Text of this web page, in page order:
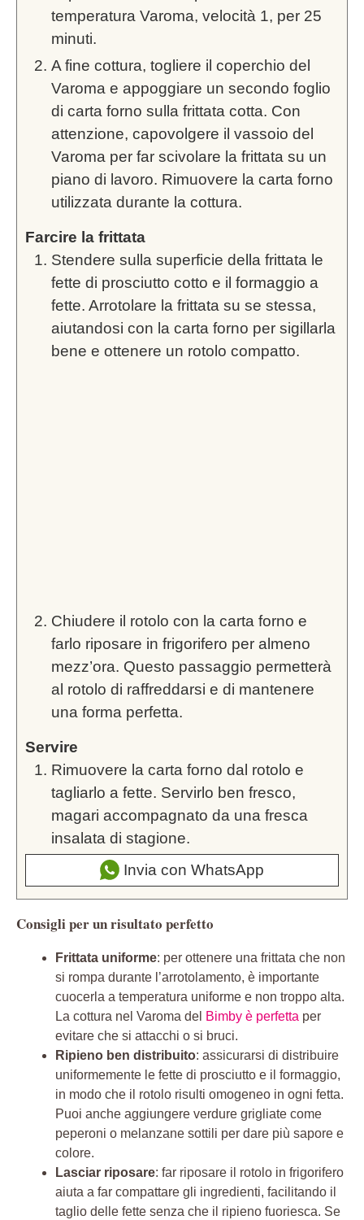
temperatura Varoma, velocità 1, per 25
minuti.
A fine cottura, togliere il coperchio del
Varoma e appoggiare un secondo foglio
di carta forno sulla frittata cotta. Con
attenzione, capovolgere il vassoio del
Varoma per far scivolare la frittata su un
piano di lavoro. Rimuovere la carta forno
utilizzata durante la cottura.
Farcire la frittata
Stendere sulla superficie della frittata le
fette di prosciutto cotto e il formaggio a
fette. Arrotolare la frittata su se stessa,
aiutandosi con la carta forno per sigillarla
bene e ottenere un rotolo compatto.
Chiudere il rotolo con la carta forno e
farlo riposare in frigorifero per almeno
mezz’ora. Questo passaggio permetterà
al rotolo di raffreddarsi e di mantenere
una forma perfetta.
Servire
Rimuovere la carta forno dal rotolo e
tagliarlo a fette. Servirlo ben fresco,
magari accompagnato da una fresca
insalata di stagione.
Invia con WhatsApp
Consigli per un risultato perfetto
Frittata uniforme: per ottenere una frittata che non
si rompa durante l’arrotolamento, è importante
cuocerla a temperatura uniforme e non troppo alta.
La cottura nel Varoma del Bimby è perfetta per
evitare che si attacchi o si bruci.
Ripieno ben distribuito: assicurarsi di distribuire
uniformemente le fette di prosciutto e il formaggio,
in modo che il rotolo risulti omogeneo in ogni fetta.
Puoi anche aggiungere verdure grigliate come
peperoni o melanzane sottili per dare più sapore e
colore.
Lasciar riposare: far riposare il rotolo in frigorifero
aiuta a far compattare gli ingredienti, facilitando il
taglio delle fette senza che il ripieno fuoriesca. Se